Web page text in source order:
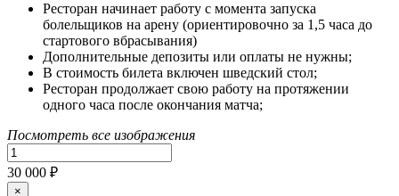
Ресторан начинает работу с момента запуска
болельщиков на арену (ориентировочно за 1,5 часа до
стартового вбрасывания)
Дополнительные депозиты или оплаты не нужны;
В стоимость билета включен шведский стол;
Ресторан продолжает свою работу на протяжении
одного часа после окончания матча;
Посмотреть все изображения
30 000 ₽
×